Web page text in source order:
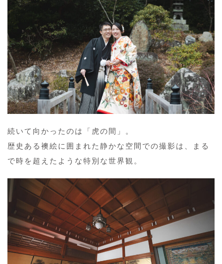
続いて向かったのは「虎の間」。
歴史ある襖絵に囲まれた静かな空間での撮影は、まる
で時を超えたような特別な世界観。